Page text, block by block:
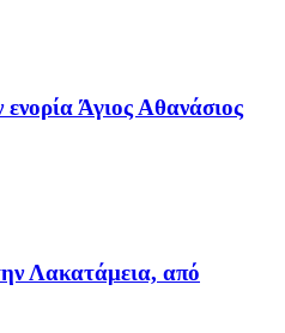
Άγιος Αθανάσιος
Λακατάμεια, από